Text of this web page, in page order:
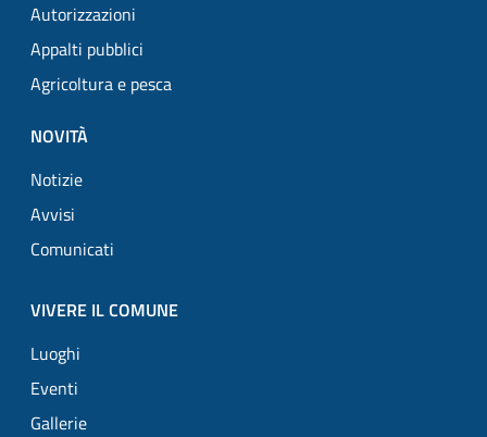
Autorizzazioni
Appalti pubblici
Agricoltura e pesca
NOVITÀ
Notizie
Avvisi
Comunicati
VIVERE IL COMUNE
Luoghi
Eventi
Gallerie